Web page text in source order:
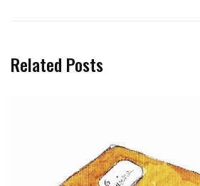
Related Posts